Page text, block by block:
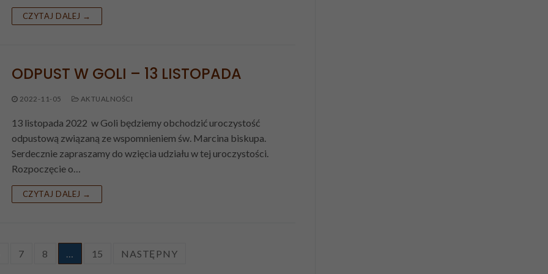
CZYTAJ DALEJ →
ODPUST W GOLI – 13 LISTOPADA
2022-11-05 AKTUALNOŚCI
13 listopada 2022 w Goli będziemy obchodzić uroczystość
odpustową związaną ze wspomnieniem św. Marcina biskupa.
Serdecznie zapraszamy do wzięcia udziału w tej uroczystości.
Rozpoczęcie o…
CZYTAJ DALEJ →
7 8 … 15 NASTĘPNY